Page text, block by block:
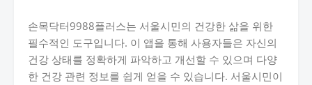
손목닥터9988플러스는 서울시민의 건강한 삶을 위한
필수적인 도구입니다. 이 앱을 통해 사용자들은 자신의
건강 상태를 정확하게 파악하고 개선할 수 있으며 다양
한 건강 관련 정보를 쉽게 얻을 수 있습니다. 서울시민이